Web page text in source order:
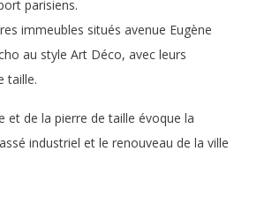
parisiens.
immeubles situés avenue Eugène
au style Art Déco, avec leurs
taille.
et de la pierre de taille évoque la
industriel et le renouveau de la ville